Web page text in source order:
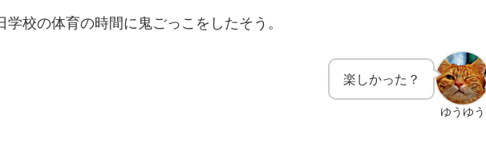
校の体育の時間に鬼ごっこをしたそう。
ゆうゆう
楽しかった？